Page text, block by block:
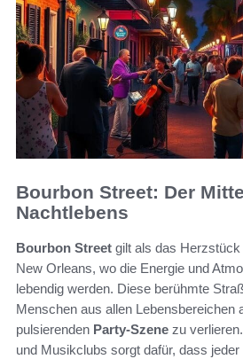
Bourbon Street: Der
Nachtlebens
Bourbon Street gilt als das
New Orleans, wo die Energie und
lebendig werden. Diese berühmte
Menschen aus allen Lebensbereichen
pulsierenden Party-Szene zu
und Musikclubs sorgt dafür, dass